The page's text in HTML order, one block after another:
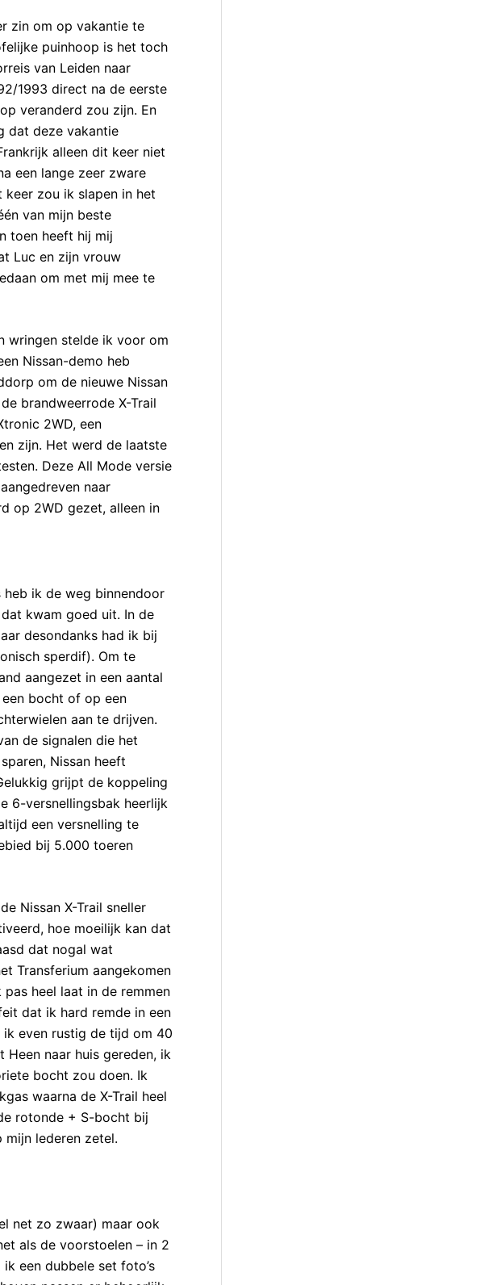
zin om op vakantie te
puinhoop is het toch
van Leiden naar
1993 direct na de eerste
veranderd zou zijn. En
dat deze vakantie
alleen dit keer niet
een lange zeer zware
zou ik slapen in het
van mijn beste
toen heeft hij mij
Luc en zijn vrouw
om met mij mee te
wringen stelde ik voor om
Nissan-demo heb
om de nieuwe Nissan
brandweerrode X-Trail
2WD, een
zijn. Het werd de laatste
Deze All Mode versie
naar
op 2WD gezet, alleen in
ik de weg binnendoor
kwam goed uit. In de
desondanks had ik bij
sperdif). Om te
aangezet in een aantal
bocht of op een
aan te drijven.
de signalen die het
Nissan heeft
grijpt de koppeling
6-versnellingsbak heerlijk
een versnelling te
bij 5.000 toeren
Nissan X-Trail sneller
hoe moeilijk kan dat
dat nogal wat
Transferium aangekomen
heel laat in de remmen
dat ik hard remde in een
ik even rustig de tijd om 40
Heen naar huis gereden, ik
bocht zou doen. Ik
waarna de X-Trail heel
rotonde + S-bocht bij
lederen zetel.
net zo zwaar) maar ook
als de voorstoelen – in 2
een dubbele set foto’s